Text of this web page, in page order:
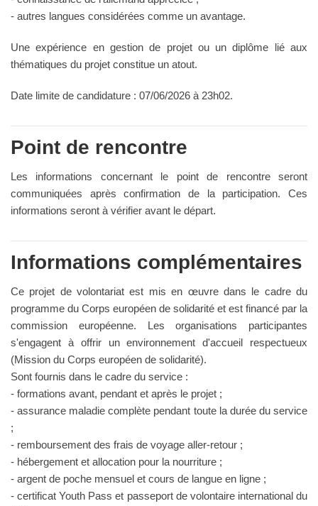
- autres langues considérées comme un avantage.
Une expérience en gestion de projet ou un diplôme lié aux
thématiques du projet constitue un atout.
Date limite de candidature : 07/06/2026 à 23h02.
Point de rencontre
Les informations concernant le point de rencontre seront
communiquées après confirmation de la participation. Ces
informations seront à vérifier avant le départ.
Informations complémentaires
Ce projet de volontariat est mis en œuvre dans le cadre du
programme du Corps européen de solidarité et est financé par la
commission européenne. Les organisations participantes
s'engagent à offrir un environnement d'accueil respectueux
(Mission du Corps européen de solidarité).
Sont fournis dans le cadre du service :
- formations avant, pendant et après le projet ;
- assurance maladie complète pendant toute la durée du service
;
- remboursement des frais de voyage aller-retour ;
- hébergement et allocation pour la nourriture ;
- argent de poche mensuel et cours de langue en ligne ;
- certificat Youth Pass et passeport de volontaire international du